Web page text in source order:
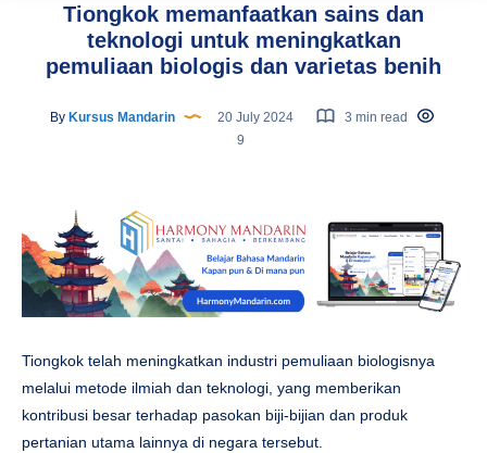
Tiongkok memanfaatkan sains dan
teknologi untuk meningkatkan
pemuliaan biologis dan varietas benih
By Kursus Mandarin 20 July 2024
3 min read
9
Tiongkok telah meningkatkan industri pemuliaan biologisnya
melalui metode ilmiah dan teknologi, yang memberikan
kontribusi besar terhadap pasokan biji-bijian dan produk
pertanian utama lainnya di negara tersebut.